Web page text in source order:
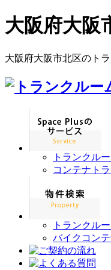
大阪府大阪
大阪府大阪市北区のト
トランクル
コンテナト
トランクル
バイクコン